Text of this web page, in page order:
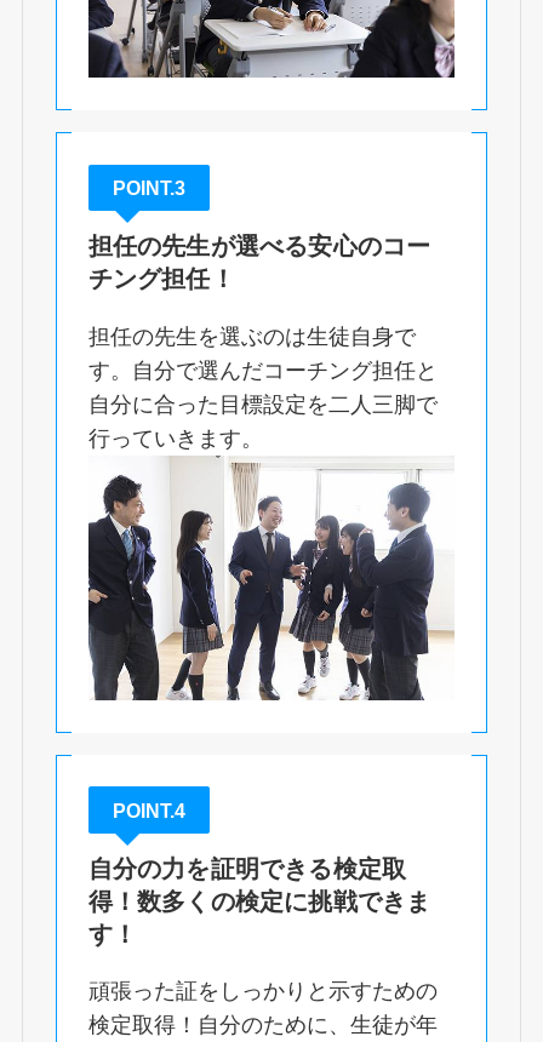
POINT.3
担任の先生が選べる安心のコー
チング担任！
担任の先生を選ぶのは生徒自身で
す。自分で選んだコーチング担任と
自分に合った目標設定を二人三脚で
行っていきます。
POINT.4
自分の力を証明できる検定取
得！数多くの検定に挑戦できま
す！
頑張った証をしっかりと示すための
検定取得！自分のために、生徒が年